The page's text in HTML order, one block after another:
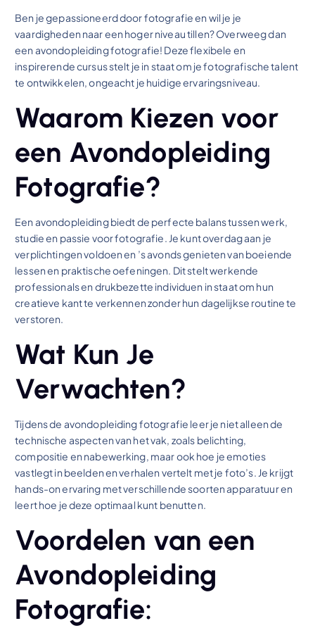
Ben je gepassioneerd door fotografie en wil je je
vaardigheden naar een hoger niveau tillen? Overweeg dan
een avondopleiding fotografie! Deze flexibele en
inspirerende cursus stelt je in staat om je fotografische talent
te ontwikkelen, ongeacht je huidige ervaringsniveau.
Waarom Kiezen voor
een Avondopleiding
Fotografie?
Een avondopleiding biedt de perfecte balans tussen werk,
studie en passie voor fotografie. Je kunt overdag aan je
verplichtingen voldoen en ’s avonds genieten van boeiende
lessen en praktische oefeningen. Dit stelt werkende
professionals en drukbezette individuen in staat om hun
creatieve kant te verkennen zonder hun dagelijkse routine te
verstoren.
Wat Kun Je
Verwachten?
Tijdens de avondopleiding fotografie leer je niet alleen de
technische aspecten van het vak, zoals belichting,
compositie en nabewerking, maar ook hoe je emoties
vastlegt in beelden en verhalen vertelt met je foto’s. Je krijgt
hands-on ervaring met verschillende soorten apparatuur en
leert hoe je deze optimaal kunt benutten.
Voordelen van een
Avondopleiding
Fotografie: